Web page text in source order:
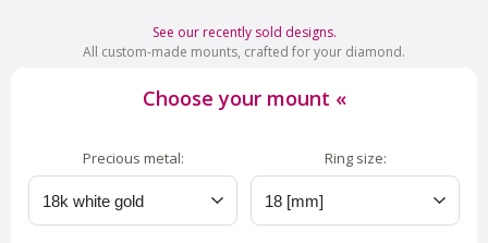
See our recently sold designs.
All custom-made mounts, crafted for your diamond.
Choose your mount «
Precious metal: Ring size: